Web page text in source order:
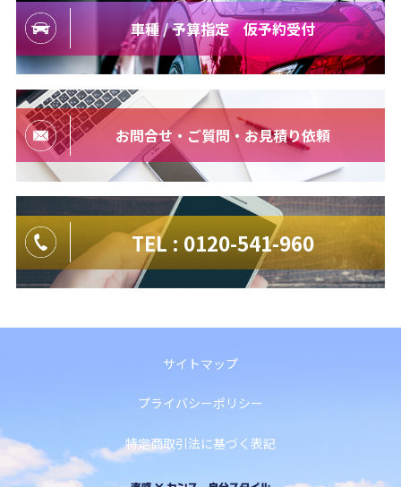
車種 / 予算指定 仮予約受付
お問合せ・ご質問・お見積り依頼
TEL : 0120-541-960
サイトマップ
プライバシーポリシー
特定商取引法に基づく表記